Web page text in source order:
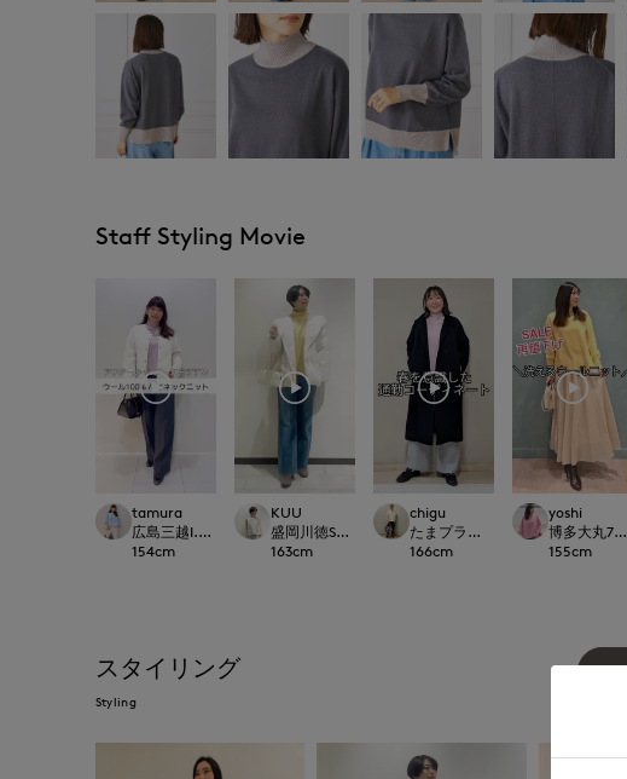
Staff Styling Movie
tamura
広島三越I.T.'S.international
154cm
KUU
盛岡川徳SUPERIOR CLOSET
163cm
chigu
たまプラーザ東急
166cm
yoshi
博多大丸7-
155cm
スタイリング
Styling